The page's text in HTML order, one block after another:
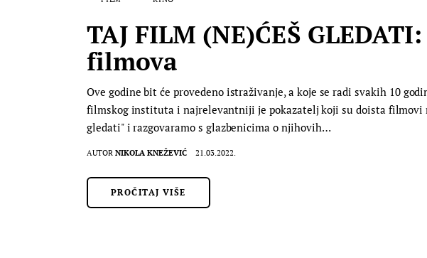
TAJ FILM (NE)ĆEŠ
filmova
Ove godine bit će provedeno istraživanje, a koje se radi svakih 10
filmskog instituta i najrelevantniji je pokazatelj koji su doista filmovi
gledati" i razgovaramo s glazbenicima o njihovih…
AUTOR NIKOLA KNEŽEVIĆ 21.03.2022.
PROČITAJ VIŠE